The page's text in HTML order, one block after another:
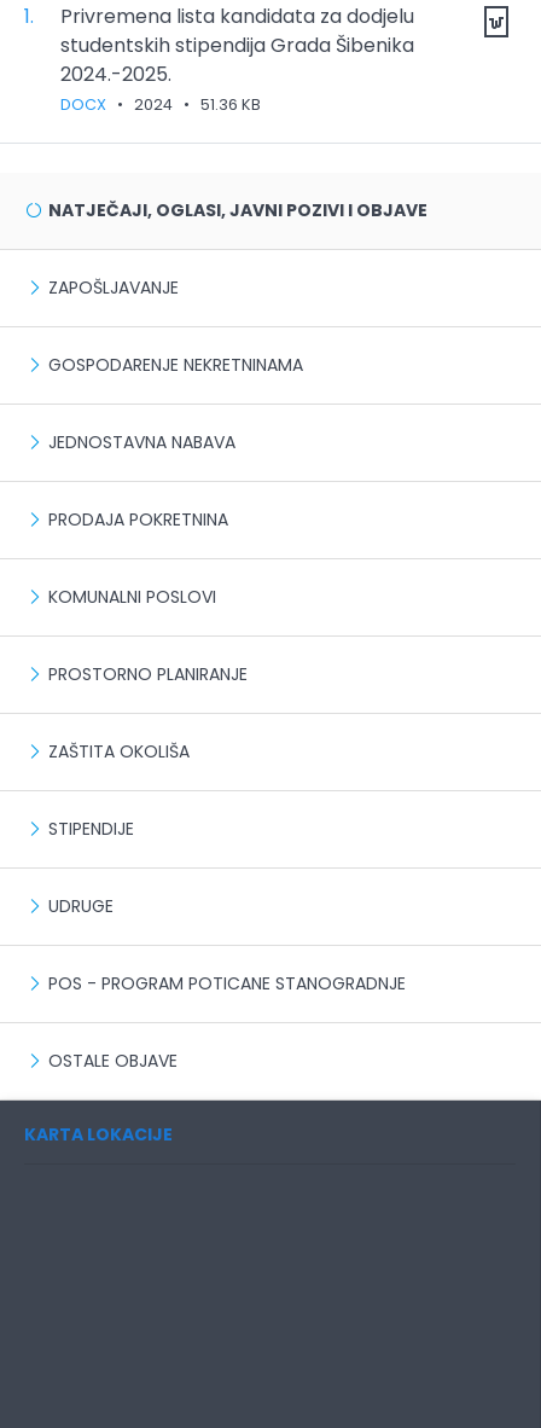
1.
Privremena lista kandidata za dodjelu
studentskih stipendija Grada Šibenika
2024.-2025.
DOCX • 2024 • 51.36 KB
NATJEČAJI, OGLASI, JAVNI POZIVI I OBJAVE
ZAPOŠLJAVANJE
GOSPODARENJE NEKRETNINAMA
JEDNOSTAVNA NABAVA
PRODAJA POKRETNINA
KOMUNALNI POSLOVI
PROSTORNO PLANIRANJE
ZAŠTITA OKOLIŠA
STIPENDIJE
UDRUGE
POS - PROGRAM POTICANE STANOGRADNJE
OSTALE OBJAVE
KARTA LOKACIJE